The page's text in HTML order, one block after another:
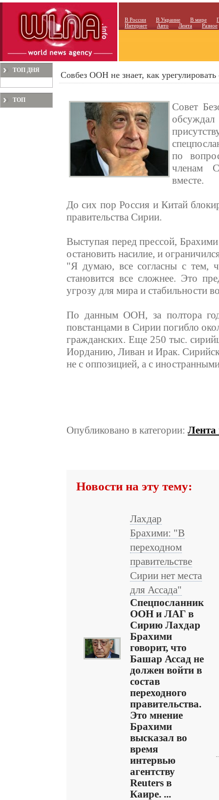
В России В Украине В мире
Интернет
Авто Лента Разное
ТОП ДНЯ
ТОП
Совбез ООН не знает, как
Совет
по
членам
вместе.
До сих пор Россия и Китай
правительства Сирии.
Выступая перед прессой,
остановить насилие, и
"Я думаю, все согласны с тем,
становится все сложнее. Это
угрозу для мира и стабильности
По данным ООН, за полтора
повстанцами в Сирии погибло
гражданских. Еще 250 тыс.
Иорданию, Ливан и Ирак.
не с оппозицией, а с
Опубликовано в категории: Лента
Новости на эту тему:
Лахдар
Брахими: "В
переходном
правительстве
Сирии нет места
для Ассада"
Спецпосланник
ООН и ЛАГ в
Сирию Лахдар
Брахими
говорит, что
Башар Ассад не
должен войти в
состав
переходного
правительства.
Это мнение
Брахими
высказал во
время
интервью
агентству
Reuters в
Каире. ...